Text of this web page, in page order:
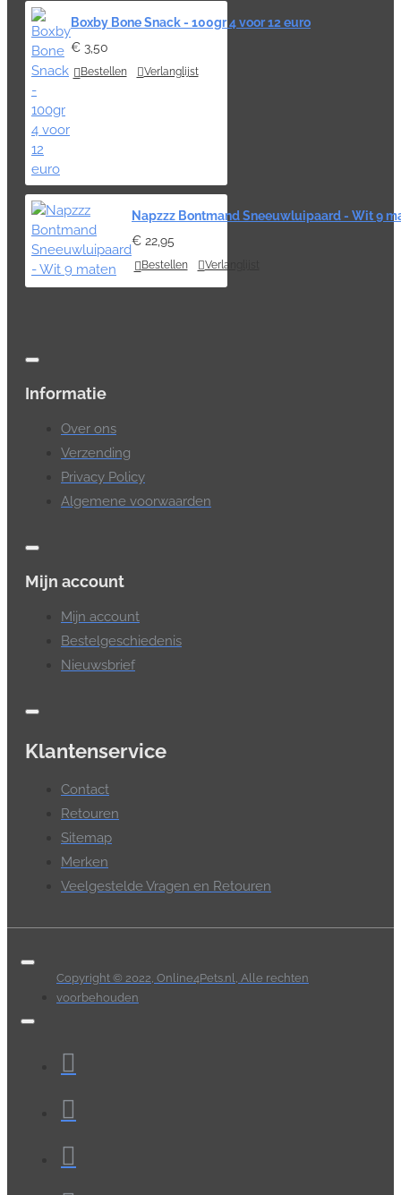
Boxby Bone Snack - 100gr 4 voor 12 euro
€ 3,50
Bestellen Verlanglijst
Napzzz Bontmand Sneeuwluipaard - Wit 9
€ 22,95
Bestellen Verlanglijst
Informatie
Over ons
Verzending
Privacy Policy
Algemene voorwaarden
Mijn account
Mijn account
Bestelgeschiedenis
Nieuwsbrief
Klantenservice
Contact
Retouren
Sitemap
Merken
Veelgestelde Vragen en Retouren
Copyright © 2022, Online4Pets.nl, Alle rechten
voorbehouden